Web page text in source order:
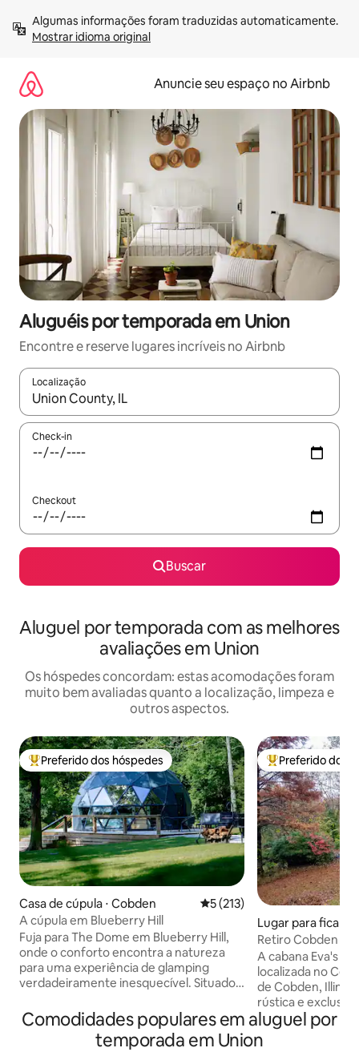
para
Mostrar idioma original
Anuncie seu espaço no Airbnb
Aluguéis por temporada em Union
Encontre e reserve lugares incríveis no Airbnb
Localização
Quando os resultados estiverem disponíveis, explore-os
Check-in
Checkout
Buscar
Aluguel por temporada com as melhores
avaliações em Union
Os hóspedes concordam: estas acomodações foram
muito bem avaliadas quanto a localização, limpeza e
outros aspectos.
Entre os melhores preferidos dos hóspedes
Preferido dos hóspedes
Casa de cúpula ⋅ Cobden 5 de uma avaliação média de
5 (213)
A cúpula em Blueberry Hill
Fuja para The Dome em Blueberry Hill,
onde o conforto encontra a natureza
para uma experiência de glamping
verdadeiramente inesquecível. Situado
pitoresca Trilha do Vinho de Shawnee
Hills e a poucos minutos da encantadora
aldeia de Cobden, você desfrutará de
Entre os
Preferido dos
Lugar para ficar ⋅
Retiro Cobden
A cabana Eva's
localizada no
de Cobden,
rústica e
projetada para
natureza.
de frente para a
Comodidades populares em aluguel por
temporada em Union